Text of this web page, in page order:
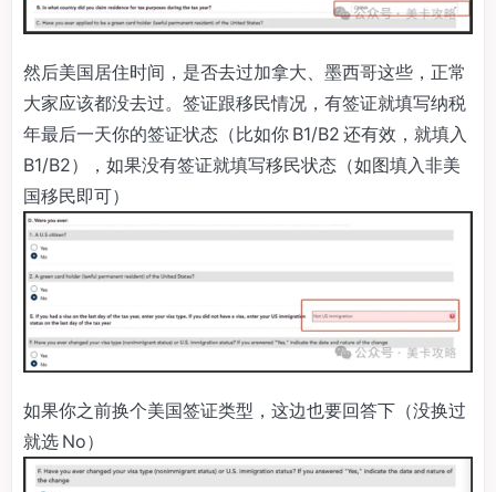
然后美国居住时间，是否去过加拿大、墨西哥这些，正常
大家应该都没去过。签证跟移民情况，有签证就填写纳税
年最后一天你的签证状态（比如你 B1/B2 还有效，就填入
B1/B2），如果没有签证就填写移民状态（如图填入非美
国移民即可）
如果你之前换个美国签证类型，这边也要回答下（没换过
就选 No）